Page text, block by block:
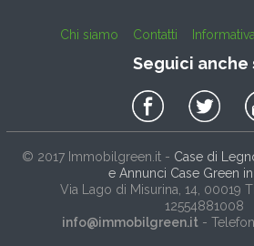
Chi siamo Contatti
Seguici anche
© 2017 Immobilgreen.it- Case di
e Annunci Case Green
Via Lago di Misurina, 14 , 00019
12554881008
info@immobilgreen.it -